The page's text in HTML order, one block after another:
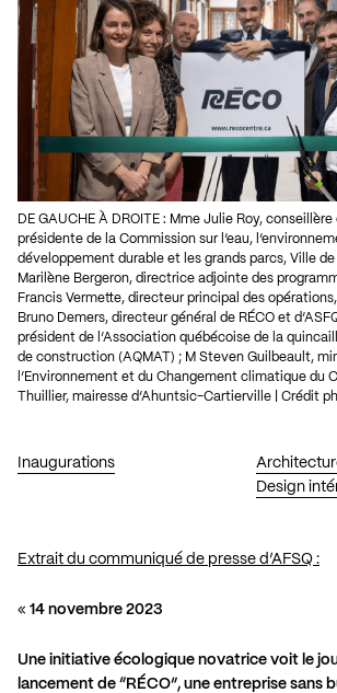
Inaugurations
Design
DE GAUCHE À DROITE : Mme Julie Roy,
présidente de la Commission sur l’eau,
développement durable et les grands parcs, Ville
Marilène Bergeron, directrice adjointe des
Francis Vermette, directeur principal des opérations,
Bruno Demers, directeur général de RÉCO et
président de l’Association québécoise de la
de construction (AQMAT) ; M Steven Guilbeault,
l’Environnement et du Changement climatique du
Thuillier, mairesse d’Ahuntsic-Cartierville | Crédit
Extrait du communiqué de presse d’AFSQ :
« 14 novembre 2023
Une initiative écologique novatrice voit le
lancement de “RÉCO”, une entreprise sans